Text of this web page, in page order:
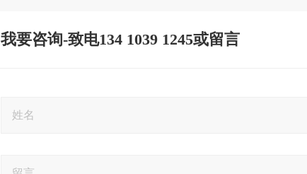
我要咨询-致电134 1039 1245或留言